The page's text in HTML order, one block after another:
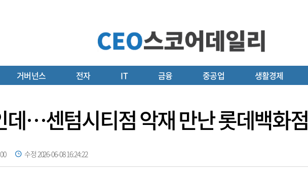
거버넌스 전자 IT 금융 중공업 생활경제
데…센텀시티점 악재 만난 롯데백화점
수정 2026-06-08 16:24:22